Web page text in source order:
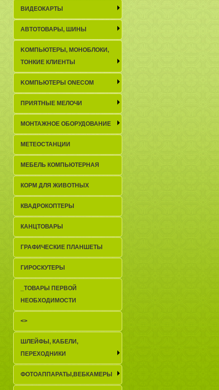
ВИДЕОКАРТЫ
АВТОТОВАРЫ, ШИНЫ
KОМПЬЮТЕРЫ, МОНОБЛОКИ,
ТОНКИЕ КЛИЕНТЫ
KОМПЬЮТЕРЫ ONECOM
ПРИЯТНЫЕ МЕЛОЧИ
МОНТАЖНОЕ ОБОРУДОВАНИЕ
МЕТЕОСТАНЦИИ
МЕБЕЛЬ КОМПЬЮТЕРНАЯ
КОРМ ДЛЯ ЖИВОТНЫХ
КВАДРОКОПТЕРЫ
КАНЦТОВАРЫ
ГРАФИЧЕСКИЕ ПЛАНШЕТЫ
ГИРОСКУТЕРЫ
_TОВАРЫ ПЕРВОЙ
НЕОБХОДИМОСТИ
<>
ШЛЕЙФЫ, КАБЕЛИ,
ПЕРЕХОДНИКИ
ФОТОАППАРАТЫ,ВЕБКАМЕРЫ